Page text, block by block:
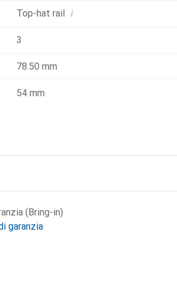
questa serie è certificata VDE.
Top-hat rail i
3
78.50 mm
54 mm
(Bring-in)
garanzia